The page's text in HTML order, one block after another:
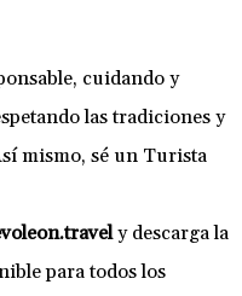
cuidando y
las tradiciones y
mismo, sé un Turista
y descarga la
para todos los